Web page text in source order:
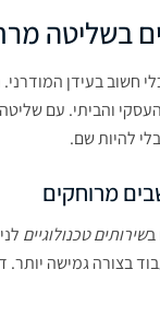
בשליטה
חשוב בעידן
והביתי. עם
להיות שם.
מרוחקים
בשירותים טכנולוגיים
בצורה גמישה יותר.